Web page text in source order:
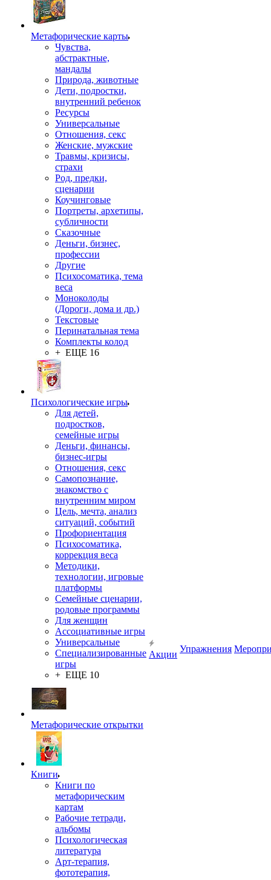
Mетафорические карты
Чувства,
абстрактные,
мандалы
Природа, животные
Дети, подростки,
внутренний ребенок
Ресурсы
Универсальные
Отношения, секс
Женские, мужские
Травмы, кризисы,
страхи
Род, предки,
сценарии
Коучинговые
Портреты, архетипы,
субличности
Сказочные
Деньги, бизнес,
профессии
Другие
Психосоматика, тема
веса
Моноколоды
(Дороги, дома и др.)
Текстовые
Перинатальная тема
Комплекты колод
+ ЕЩЕ 16
Психологические игры
Для детей,
подростков,
семейные игры
Деньги, финансы,
бизнес-игры
Отношения, секс
Самопознание,
знакомство с
внутренним миром
Цель, мечта, анализ
ситуаций, событий
Профориентация
Психосоматика,
коррекция веса
Методики,
технологии, игровые
платформы
Семейные сценарии,
родовые программы
Для женщин
Ассоциативные игры
Универсальные
Специализированные
игры
+ ЕЩЕ 10
Метафорические открытки
Книги
Книги по
метафорическим
картам
Рабочие тетради,
альбомы
Психологическая
литература
Арт-терапия,
фототерапия,
Акции
Упражнения